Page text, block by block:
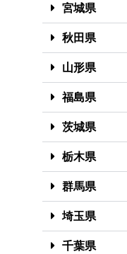
宮城県
秋田県
山形県
福島県
茨城県
栃木県
群馬県
埼玉県
千葉県